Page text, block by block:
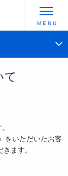
て
をいただいたお客
ます。